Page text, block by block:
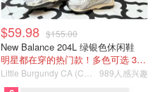
$59.98 $155.00
New Balance 204L 绿银色休闲鞋
明星都在穿的热门款！多色可选 3.8折
989人感兴趣